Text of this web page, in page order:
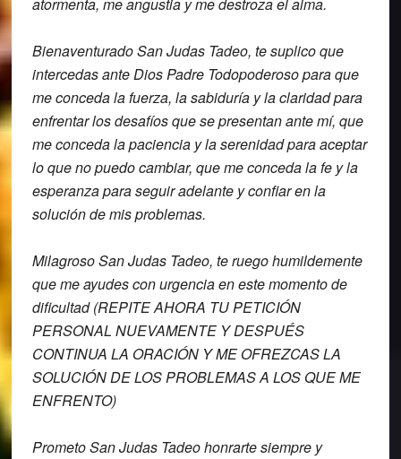
atormenta, me angustia y me destroza el alma.
Bienaventurado San Judas Tadeo, tesuplico que
intercedas ante Dios Padre Todopoderoso para que
me conceda lafuerza, la sabiduría y la claridad para
enfrentar los desafíos que se presentanante mí, que
me conceda la paciencia y laserenidad para aceptar
lo que no puedocambiar, que me conceda la fe y la
esperanza paraseguir adelante y confiar en la
soluciónde mis problemas.
Milagroso San Judas Tadeo, te ruegohumildemente
que me ayudes con urgenciaen este momento de
dificultad (REPITE AHORA TU PETICIÓN
PERSONAL NUEVAMENTE Y DESPUÉS
CONTINUA LA ORACIÓN Y ME OFREZCAS LA
SOLUCIÓN DE LOS PROBLEMAS A LOS QUE ME
ENFRENTO)
Prometo San Judas Tadeohonrarte siempre y